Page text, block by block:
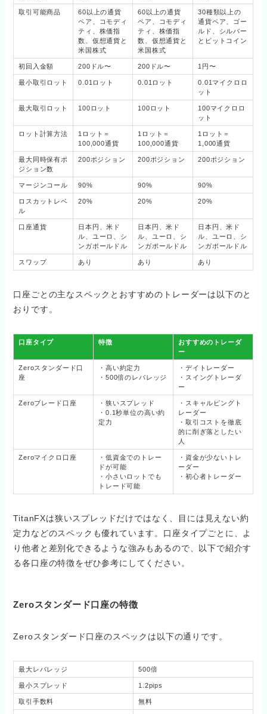
取引可能商品
60以上の通貨
ペア、コモディ
ティ、株価指
数、仮想通貨と
米国株式
60以上の通貨
ペア、コモディ
ティ、株価指
数、仮想通貨と
米国株式
30種類以上の
通貨ペア、ゴー
ルド、シルバー
とビットコイン
初回入金額 200ドル〜 200ドル〜 1円〜
最小取引ロット 0.01ロット 0.01ロット
0.01マイクロロ
ット
最大取引ロット 100ロット 100ロット
100マイクロロ
ット
ロット計算方法
1ロット＝
100,000通貨
1ロット＝
100,000通貨
1ロット＝
1,000通貨
最大同時保有ポ
ジション数
200ポジション 200ポジション 200ポジション
マージンコール 90% 90% 90%
ロスカットレベ
ル
20% 20% 20%
口座通貨
日本円、米ド
ル、ユーロ、シ
ンガポールドル
日本円、米ド
ル、ユーロ、シ
ンガポールドル
日本円、米ド
ル、ユーロ、シ
ンガポールドル
スワップ あり あり あり
口座ごとの主なスペックとおすすめのトレーダーは以下のと
おりです。
口座タイプ 特徴
おすすめのトレーダ
ー
Zeroスタンダード口
座
・高い約定力
・500倍のレバレッジ
・デイトレーダー
・スイングトレーダ
ー
Zeroブレード口座
・狭いスプレッド
・0.1秒単位の高い約
定力
・スキャルピングト
レーダー
・取引コストを徹底
的に削ぎ落としたい
人
Zeroマイクロ口座
・低資金でのトレー
ドが可能
・小さいロットでも
トレード可能
・資金が少ないトレ
ーダー
・初心者トレーダー
TitanFXは狭いスプレッドだけではなく、目には見えない約
定力などのスペックも優れています。口座タイプごとに、よ
り他者と差別化できるような強みもあるので、以下で紹介す
る各口座の特徴をぜひ参考にしてください。
Zeroスタンダード口座の特徴
Zeroスタンダード口座のスペックは以下の通りです。
最大レバレッジ 500倍
最小スプレッド 1.2pips
取引手数料 無料